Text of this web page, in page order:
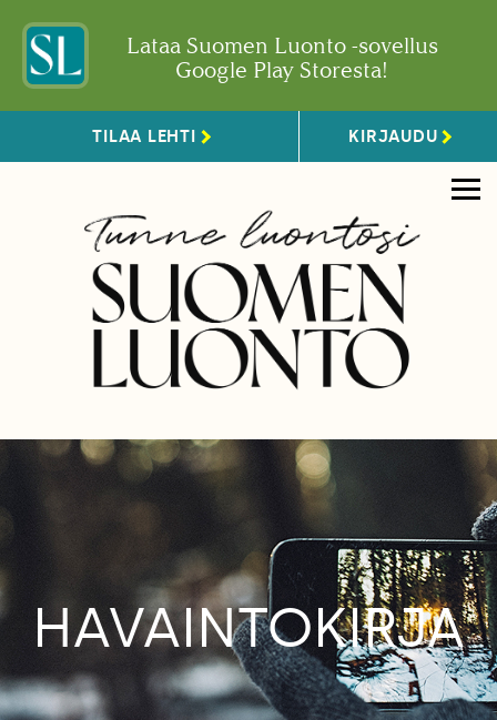
Lataa Suomen Luonto -sovellus
Google Play Storesta!
TILAA LEHTI KIRJAUDU
HAVAINTOKIRJA